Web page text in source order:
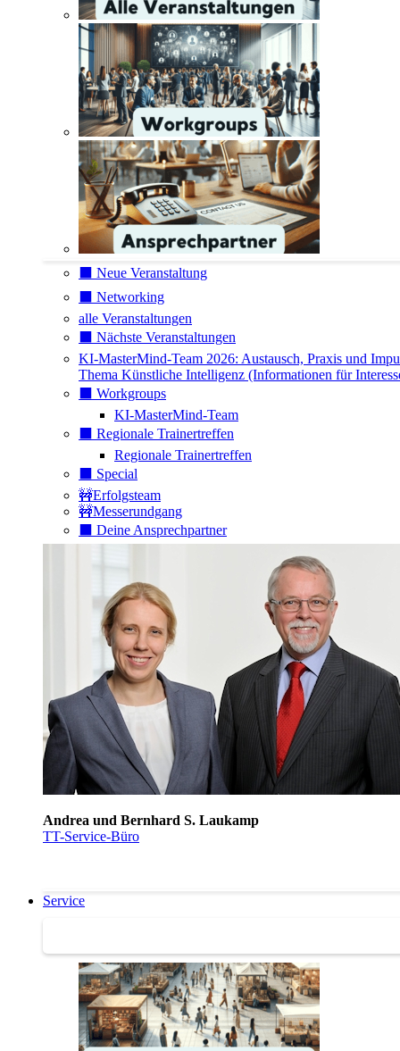
⬛️ Neue Veranstaltung
⬛️ Networking
alle Veranstaltungen
⬛️ Nächste Veranstaltungen
KI-MasterMind-Team 2026: Austausch, Praxis und
Thema Künstliche Intelligenz (Informationen für
⬛️ Workgroups
KI-MasterMind-Team
⬛️ Regionale Trainertreffen
Regionale Trainertreffen
⬛️ Special
🚧Erfolgsteam
🚧Messerundgang
⬛️ Deine Ansprechpartner
Andrea und Bernhard S. Laukamp
TT-Service-Büro
Service